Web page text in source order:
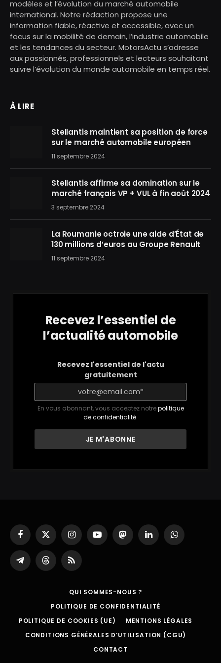
modèles et l’évolution du marché automobile
international. Notre rédaction propose une
information fiable, réactive et accessible, avec un
focus sur la mobilité de demain, l’industrie automobile
et les tendances du secteur. MotorsActu s’adresse
aux passionnés, professionnels et lecteurs souhaitant
suivre l’évolution du monde automobile en temps réel.
À LIRE
Stellantis maintient sa position de force
sur le marché automobile européen
11 septembre 2024
Stellantis affirme sa domination sur le
marché français VP + VUL à fin août 2024
3 septembre 2024
La Roumanie octroie une aide d’État de
130 millions d’euros au Groupe Renault
11 septembre 2024
Recevez l’essentiel de
l’actualité automobile
Recevez l'essentiel de l'actu
gratuitement
En vous abonnant, vous acceptez notrepolitique
de confidentialité.
Facebook
X
(Twitter)
InstagramYouTubeMastodonLinkedInWhatsApp
Partager
sur
ThreadsRSS
QUI SOMMES-NOUS ?
POLITIQUE DE CONFIDENTIALITÉ
POLITIQUE DE COOKIES (UE)
MENTIONS LÉGALES
CONDITIONS GÉNÉRALES D’UTILISATION (CGU)
CONTACT